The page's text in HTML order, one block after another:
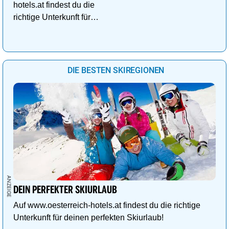
hotels.at findest du die
richtige Unterkunft für
DIE BESTEN SKIREGIONEN
DEIN PERFEKTER SKIURLAUB
Auf www.oesterreich-hotels.at findest du die richtige
Unterkunft für deinen perfekten Skiurlaub!